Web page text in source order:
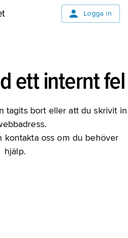
Logga in
ett internt fel
tagits bort eller att du skrivit in
kontakta oss om du behöver
hjälp.